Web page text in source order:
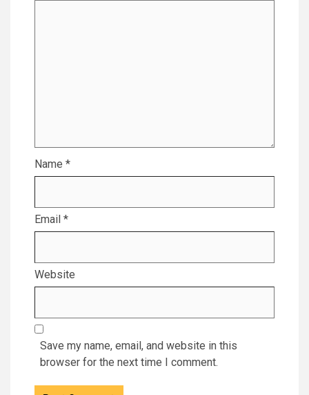
Name *
Email *
Website
Save my name, email, and website in this
browser for the next time I comment.